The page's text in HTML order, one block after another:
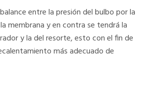
entre la presión del bulbo por la
membrana y en contra se tendrá la
y la del resorte, esto con el fin de
más adecuado de